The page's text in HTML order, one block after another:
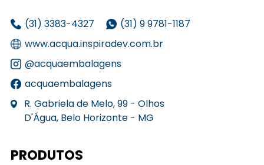
(31) 3383-4327
(31) 9 9781-1187
www.acqua.inspiradev.com.br
@acquaembalagens
acquaembalagens
R. Gabriela de Melo, 99 - Olhos
D'Água, Belo Horizonte - MG
PRODUTOS